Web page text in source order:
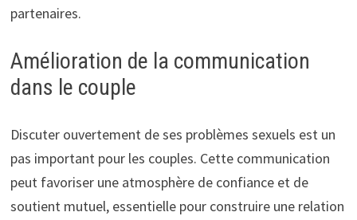
partenaires.
Amélioration de la communication
dans le couple
Discuter ouvertement de ses problèmes sexuels est un
pas important pour les couples. Cette communication
peut favoriser une atmosphère de confiance et de
soutient mutuel, essentielle pour construire une relation